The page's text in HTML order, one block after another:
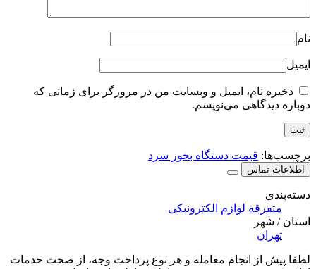
نام
ایمیل
ذخیره نام، ایمیل و وبسایت من در مرورگر برای زمانی که
دوباره دیدگاهی می‌نویسم.
برچسب‌ها: قیمت دستگاه بخور سرد
اطلاعات تماس
دسته‌بندی
متفرقه لوازم الکترونیکی
استان / شهر
تهران
لطفا پیش از انجام معامله و هر نوع پرداخت وجه، از صحت خدمات